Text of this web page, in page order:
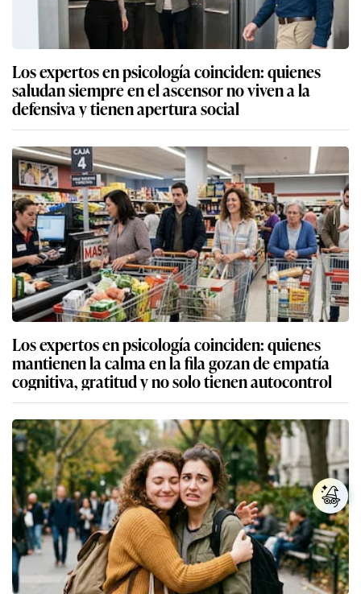
Los expertos en psicología coinciden: quienes
saludan siempre en el ascensor no viven a la
defensiva y tienen apertura social
Los expertos en psicología coinciden: quienes
mantienen la calma en la fila gozan de empatía
cognitiva, gratitud y no solo tienen autocontrol